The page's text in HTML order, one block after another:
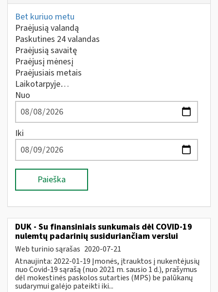
Bet kuriuo metu
Praėjusią valandą
Paskutines 24 valandas
Praėjusią savaitę
Praėjusį mėnesį
Praėjusiais metais
Laikotarpyje…
Nuo
Iki
Paieška
DUK - Su finansiniais sunkumais dėl COVID-19
nulemtų padarinių susiduriančiam verslui
Web turinio sąrašas 2020-07-21
Atnaujinta: 2022-01-19 Įmonės, įtrauktos į nukentėjusių
nuo Covid-19 sąrašą (nuo 2021 m. sausio 1 d.), prašymus
dėl mokestinės paskolos sutarties (MPS) be palūkanų
sudarymui galėjo pateikti iki...